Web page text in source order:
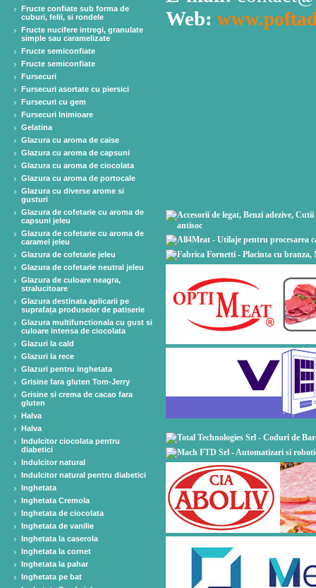
Fructe confiate sub forma de
cuburi, felii, si rondele
Fructe nucifere intregi, granulate
simple sau caramelizate
Fructe semiconfiate
Fructe semiconfiate
Fursecuri
Fursecuri asortate cu piersici
Fursecuri cu gem
Fursecuri Inimioare
Gelatina
Glazura cu aroma de caise
Glazura cu aroma de capsuni
Glazura cu aroma de ciocolata
Glazura cu aroma de portocale
Glazura cu diverse arome si
gusturi
Glazura de cofetarie cu aroma de
capsuni jeleu
Glazura de cofetarie cu aroma de
caramel jeleu
Glazura de cofetarie jeleu
Glazura de cofetarie neutral jeleu
Glazura de culoare neagra,
stralucitoare
Glazura destinata aplicarii pe
suprafața produselor de patiserie
Glazura multifunctionala cu gust si
culoare intensa de ciocolata
Glazuri la cald
Glazuri la rece
Glazuri pentru inghetata
Grisine fara gluten Tom-Jerry
Grisine si crema de cacao fara
gluten
Halva
Halva
Indulcitor ciocolata pentru
diabetici
Indulcitor natural
Indulcitor natural pentru diabetici
Inghetata
Inghetata Cremola
Inghetata de ciocolata
Inghetata de vanilie
Inghetata la caserola
Inghetata la cornet
Inghetata la pahar
Inghetata pe bat
Web: